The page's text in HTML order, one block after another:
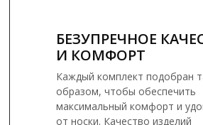
Каждый комплект подобран
образом, чтобы обеспечить
максимальный комфорт и
от носки. Качество изделий
БЕЗУПРЕЧНОЕ
И КОМФОРТ